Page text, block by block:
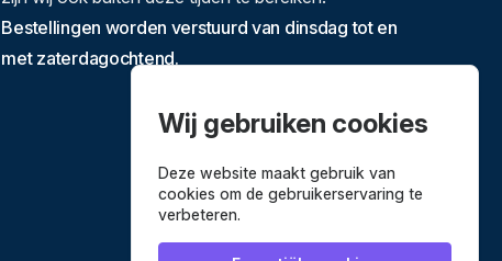
Bestellingen worden verstuurd van dinsdag tot en
met zaterdagochtend.
Wij gebruiken cookies
Deze website maakt gebruik van
cookies om de gebruikerservaring te
verbeteren.